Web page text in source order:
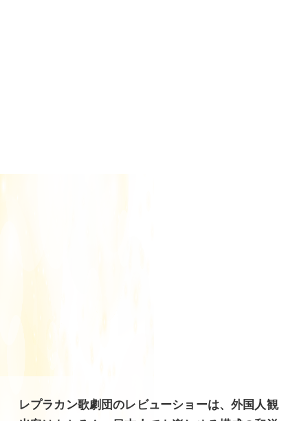
レプラカン歌劇団のレビューショーは、外国人観